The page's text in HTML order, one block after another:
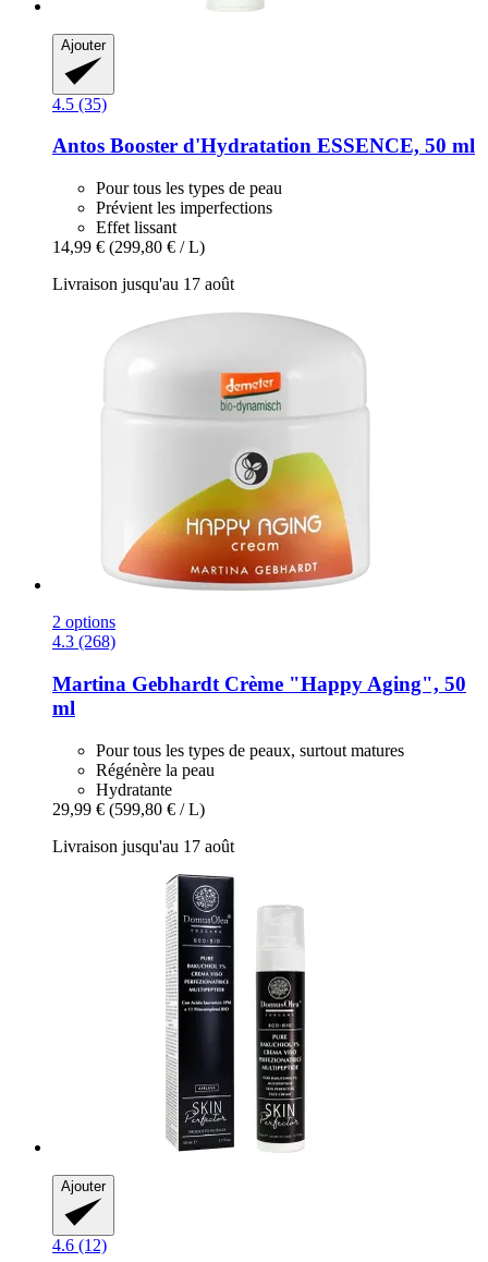
Ajouter
4.5 (35)
Antos Booster d'Hydratation ESSENCE, 50 ml
Pour tous les types de peau
Prévient les imperfections
Effet lissant
14,99 € (299,80 € / L)
Livraison jusqu'au 17 août
2 options
4.3 (268)
Martina Gebhardt Crème "Happy Aging", 50
ml
Pour tous les types de peaux, surtout matures
Régénère la peau
Hydratante
29,99 € (599,80 € / L)
Livraison jusqu'au 17 août
Ajouter
4.6 (12)